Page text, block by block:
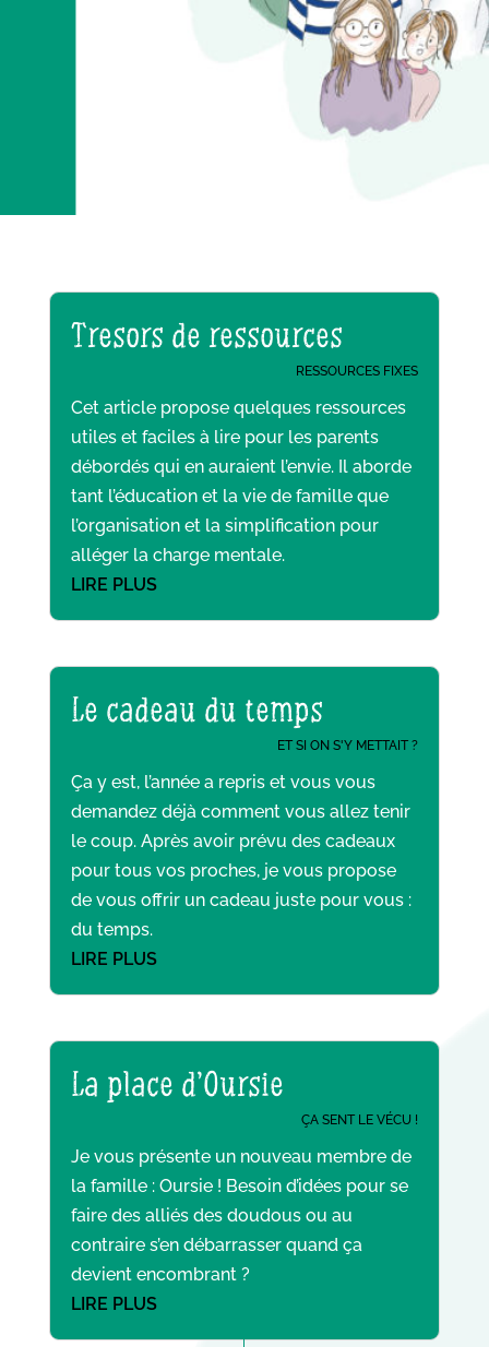
Trésors de ressources
RESSOURCES FIXES
Cet article propose quelques ressources
utiles et faciles à lire pour les parents
débordés qui en auraient l’envie. Il aborde
tant l’éducation et la vie de famille que
l’organisation et la simplification pour
alléger la charge mentale.
LIRE PLUS
Le cadeau du temps
ET SI ON S'Y METTAIT ?
Ça y est, l’année a repris et vous vous
demandez déjà comment vous allez tenir
le coup. Après avoir prévu des cadeaux
pour tous vos proches, je vous propose
de vous offrir un cadeau juste pour vous :
du temps.
LIRE PLUS
La place d’Oursie
ÇA SENT LE VÉCU !
Je vous présente un nouveau membre de
la famille : Oursie ! Besoin d’idées pour se
faire des alliés des doudous ou au
contraire s’en débarrasser quand ça
devient encombrant ?
LIRE PLUS